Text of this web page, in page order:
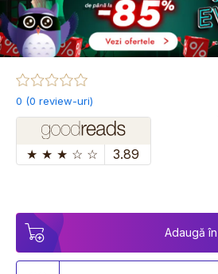
0 (0 review-uri)
★ ★ ★ ☆ ☆ 3.89
Adaugă